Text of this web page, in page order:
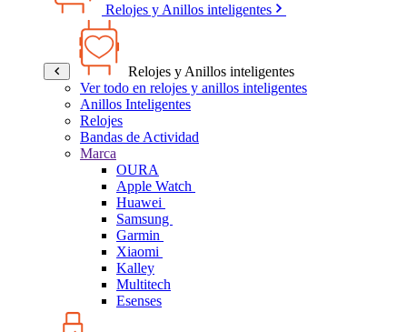
Relojes y Anillos inteligentes
Relojes y Anillos inteligentes
Ver todo en relojes y anillos inteligentes
Anillos Inteligentes
Relojes
Bandas de Actividad
Marca
OURA
Apple Watch
Huawei
Samsung
Garmin
Xiaomi
Kalley
Multitech
Esenses